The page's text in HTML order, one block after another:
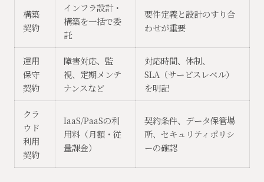
構築
契約
インフラ設計・
構築を一括で委
託
要件定義と設計のすり合
わせが重要
運用
保守
契約
障害対応、監
視、定期メンテ
ナンスなど
対応時間、体制、
SLA（サービスレベル）
を明記
クラ
ウド
利用
契約
IaaS/PaaSの利
用料（月額・従
量課金）
契約条件、データ保管場
所、セキュリティポリシ
ーの確認